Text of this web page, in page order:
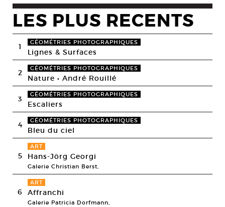
LES PLUS RECENTS
1 GÉOMÉTRIES PHOTOGRAPHIQUES
Lignes & Surfaces
2 GÉOMÉTRIES PHOTOGRAPHIQUES
Nature • André Rouillé
3 GÉOMÉTRIES PHOTOGRAPHIQUES
Escaliers
4 GÉOMÉTRIES PHOTOGRAPHIQUES
Bleu du ciel
5
ART
Hans-Jörg Georgi
Galerie Christian Berst,
6
ART
Affranchi
Galerie Patricia Dorfmann,